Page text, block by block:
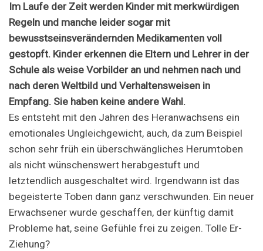
Im Laufe der Zeit werden Kinder mit merkwürdigen
Regeln und manche leider sogar mit
bewusstseinsverändernden Medikamenten voll
gestopft. Kinder erkennen die Eltern und Lehrer in der
Schule als weise Vorbilder an und nehmen nach und
nach deren Weltbild und Verhaltensweisen in
Empfang. Sie haben keine andere Wahl.
Es entsteht mit den Jahren des Heranwachsens ein
emotionales Ungleichgewicht, auch, da zum Beispiel
schon sehr früh ein überschwängliches Herumtoben
als nicht wünschenswert herabgestuft und
letztendlich ausgeschaltet wird. Irgendwann ist das
begeisterte Toben dann ganz verschwunden. Ein neuer
Erwachsener wurde geschaffen, der künftig damit
Probleme hat, seine Gefühle frei zu zeigen. Tolle Er-
Ziehung?